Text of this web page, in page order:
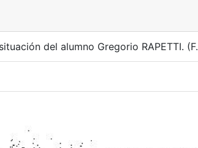
del alumno Gregorio RAPETTI.